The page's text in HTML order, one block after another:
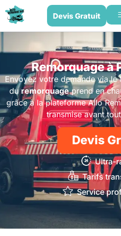
Devis Gratuit
Remorquage à
Envoyez votre demande via
duremorquageprend en
grâce à la plateforme Allo
transmise avant
Devis
Ultra-
Tarifs
Service